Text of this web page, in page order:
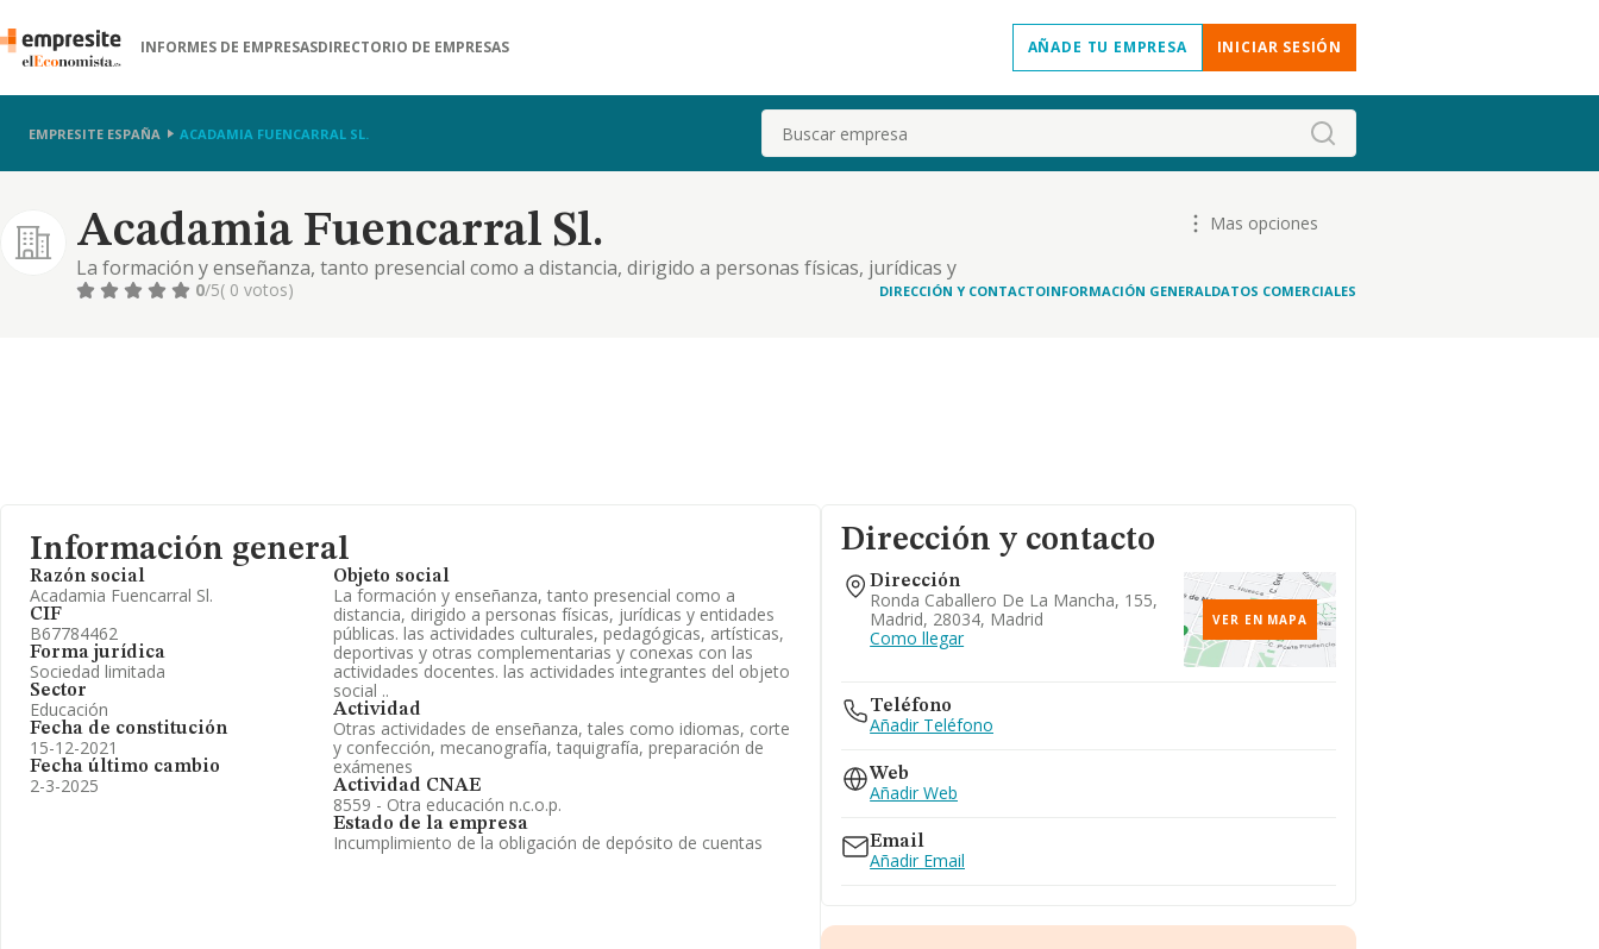
INFORMES DE EMPRESASDIRECTORIO DE EMPRESAS AÑADE TU EMPRESA INICIAR SESIÓN
EMPRESITE ESPAÑA ACADAMIA FUENCARRAL SL. Buscar
Acadamia Fuencarral Sl.
La formación y enseñanza, tanto presencial como a distancia, dirigido a personas físicas, jurídicas y
entidades públicas. las actividades culturales, pedagógicas, artísticas, deportivas y otras
Mas opciones
0/5( 0 votos) DIRECCIÓN Y CONTACTOINFORMACIÓN GENERALDATOS COMERCIALES
Información general
Razón social
Acadamia Fuencarral Sl.
CIF
B67784462
Forma jurídica
Sociedad limitada
Sector
Educación
Fecha de constitución
15-12-2021
Fecha último cambio
2-3-2025
Objeto social
La formación y enseñanza, tanto presencial como a
distancia, dirigido a personas físicas, jurídicas y entidades
públicas. las actividades culturales, pedagógicas, artísticas,
deportivas y otras complementarias y conexas con las
actividades docentes. las actividades integrantes del objeto
social ..
Actividad
Otras actividades de enseñanza, tales como idiomas, corte
y confección, mecanografía, taquigrafía, preparación de
exámenes
Actividad CNAE
8559 - Otra educación n.c.o.p.
Estado de la empresa
Incumplimiento de la obligación de depósito de cuentas
Dirección y contacto
Dirección
Ronda Caballero De La Mancha, 155,
Madrid, 28034, Madrid
Como llegar
VER EN MAPA
Teléfono
Añadir Teléfono
Web
Añadir Web
Email
Añadir Email